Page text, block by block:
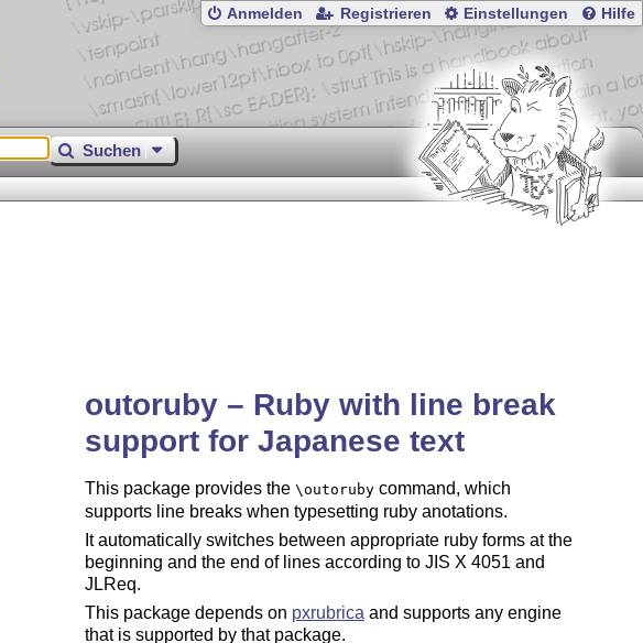
Anmelden Registrieren Einstellungen Hilfe
Suchen
outoruby – Ruby with line break
support for Japanese text
This package provides the \outorubycommand, which
supports line breaks when typesetting ruby anotations.
It automatically switches between appropriate ruby forms at the
beginning and the end of lines according to JIS X 4051 and
JLReq.
This package depends on pxrubrica and supports any engine
that is supported by that package.